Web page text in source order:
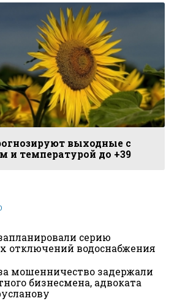
выходные с
и температурой до +39
серию
отключений водоснабжения
мошенничество задержали
бизнесмена, адвоката